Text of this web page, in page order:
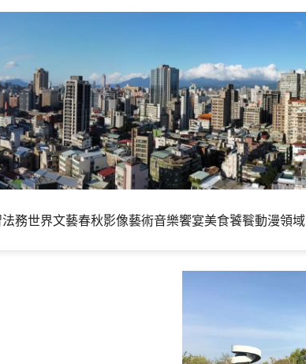
法務世界文藝春秋影像藝術音樂饗宴美食饕餮動漫領域